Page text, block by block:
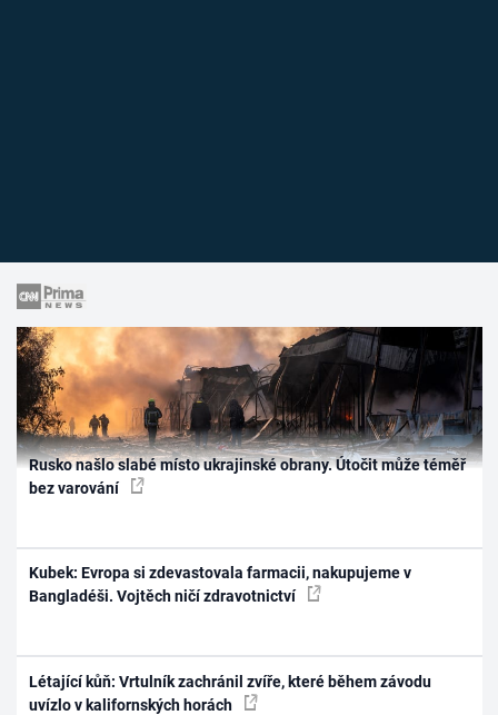
Rusko našlo slabé místo ukrajinské obrany. Útočit může téměř
bez varování
Kubek: Evropa si zdevastovala farmacii, nakupujeme v
Bangladéši. Vojtěch ničí zdravotnictví
Létající kůň: Vrtulník zachránil zvíře, které během závodu
uvízlo v kalifornských horách